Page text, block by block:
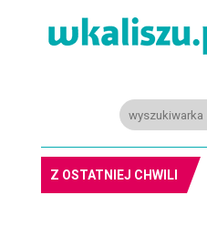
Z OSTATNIEJ CHWILI